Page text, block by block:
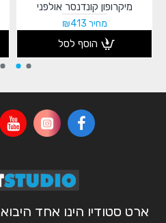
מיקרופון קונדנסר אולפני
מחיר ₪413
הוסף לסל
ארט סטודיו הינו אחד